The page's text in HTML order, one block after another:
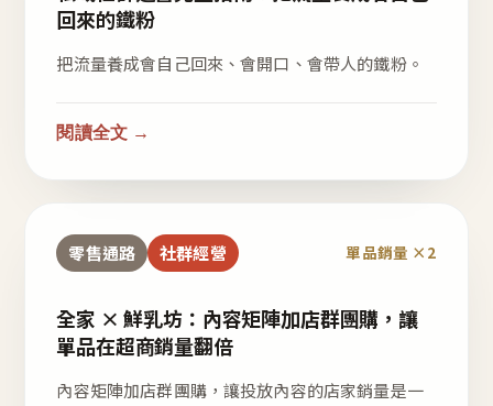
回來的鐵粉
把流量養成會自己回來、會開口、會帶人的鐵粉。
閱讀全文 →
零售通路 社群經營 單品銷量 ×2
全家 × 鮮乳坊：內容矩陣加店群團購，讓
單品在超商銷量翻倍
內容矩陣加店群團購，讓投放內容的店家銷量是一